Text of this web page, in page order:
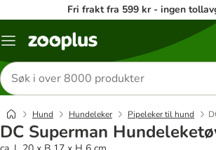
Fri frakt fra 599 kr - ingen
Katalogmeny
Søk
etter
produkter
Hund Hundeleker Pipeleker til hund
DC Superman